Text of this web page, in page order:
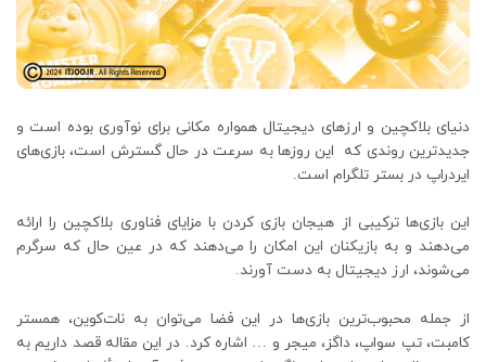
دنیای بلاکچین و ارزهای دیجیتال همواره مکانی برای نوآوری بوده است و
جدیدترین روندی که این روزها به سرعت در حال گسترش است، بازی‌های
ایردراپ در بستر تلگرام است.
این بازی‌ها ترکیبی از هیجان بازی کردن با مزایای فناوری بلاکچین را ارائه
می‌دهند و به بازیکنان این امکان را می‌دهند که در عین حال که سرگرم
می‌شوند، ارز دیجیتال به دست آورند.
از جمله محبوب‌ترین بازی‌ها در این فضا می‌توان به نات‌کوین، همستر
کامبت، تپ سواپ، داگز، میجر و … اشاره کرد. در این مقاله قصد داریم به